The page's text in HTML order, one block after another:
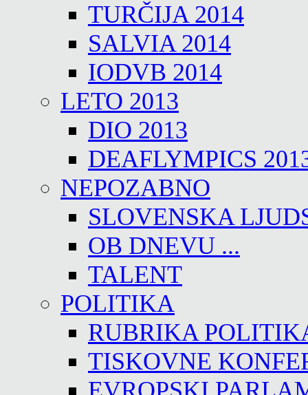
TURČIJA 2014
SALVIA 2014
IODVB 2014
LETO 2013
DIO 2013
DEAFLYMPICS
NEPOZABNO
SLOVENSKA
OB DNEVU ...
TALENT
POLITIKA
RUBRIKA
TISKOVNE